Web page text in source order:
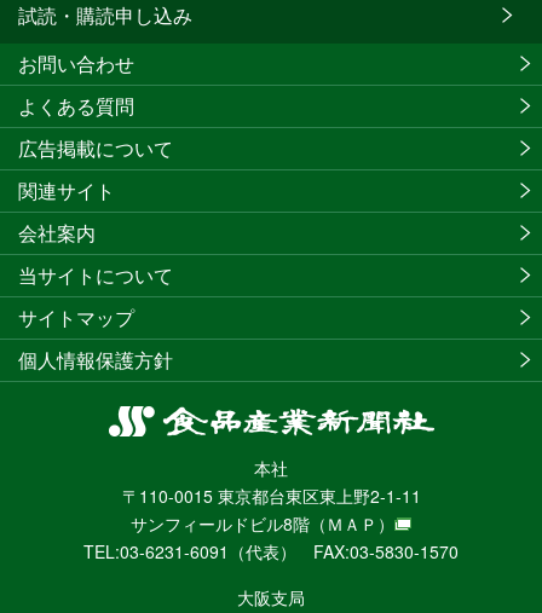
試読・購読申し込み
食
産
業
新
聞
社
本社
〒110-0015 東京都台東区東上野2-1-11
サンフィールドビル8階 （ＭＡＰ）
TEL:03-6231-6091（代表） FAX:03-5830-1570
大阪支局
お問い合わせ
よくある質問
広告掲載について
関連サイト
会社案内
当サイトについて
サイトマップ
個人情報保護方針